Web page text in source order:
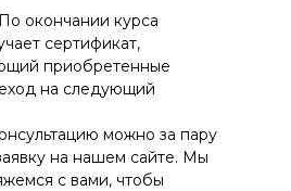
окончании курса
сертификат,
приобретенные
на следующий
можно за пару
на нашем сайте. Мы
с вами, чтобы